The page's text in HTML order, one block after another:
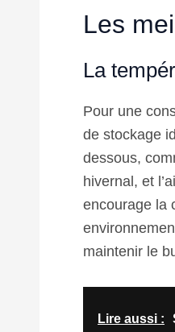
Les
La
Pour une
de stockage
dessous,
hivernal, et
encourage la
maintenir le
Lire aussi :